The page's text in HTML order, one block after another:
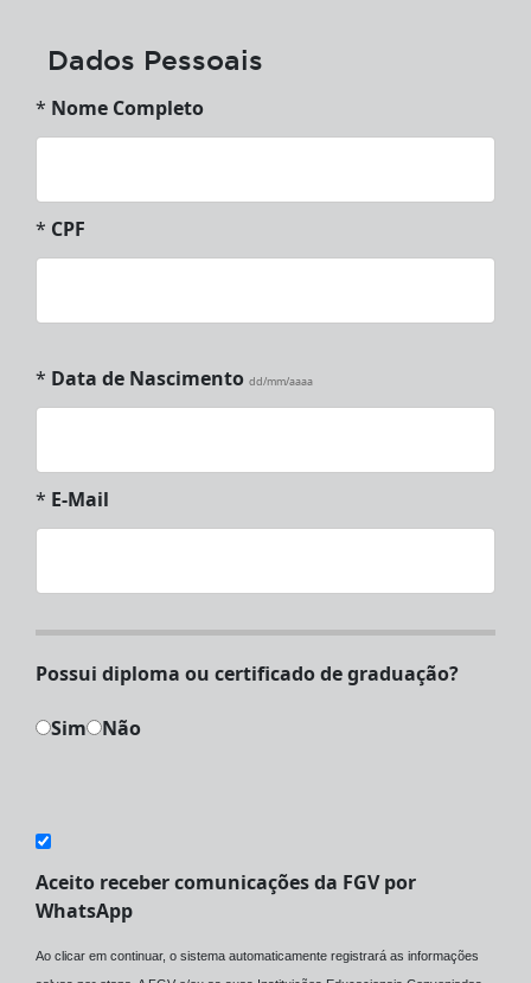
Dados Pessoais
* Nome Completo
* CPF
* Data de Nascimento dd/mm/aaaa
* E-Mail
Possui diploma ou certificado de graduação?
Sim Não
Aceito receber comunicações da FGV por
WhatsApp
Ao clicar em continuar, o sistema automaticamente registrará as informações